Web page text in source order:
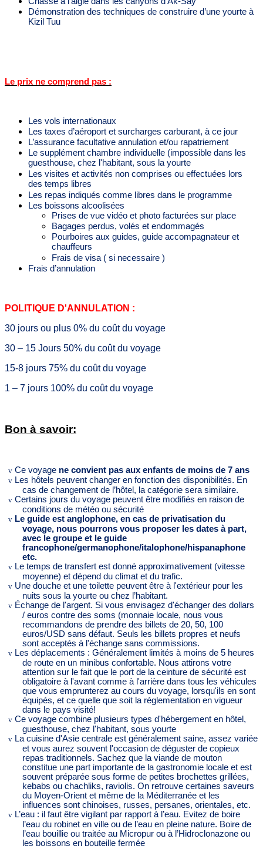
Démonstration des techniques de construire d’une yourte à
Kizil Tuu
Le prix ne comprend pas :
Les vols internationaux
Les taxes d’aéroport et surcharges carburant, à ce jour
L’assurance facultative annulation et/ou rapatriement
Le supplément chambre individuelle (impossible dans les
guesthouse, chez l'habitant, sous la yourte
Les visites et activités non comprises ou effectuées lors
des temps libres
Les repas indiqués comme libres dans le programme
Les boissons alcoolisées
Prises de vue vidéo et photo facturées sur place
Bagages perdus, volés et endommagés
Pourboires aux guides, guide accompagnateur et
chauffeurs
Frais de visa ( si necessaire )
Frais d’annulation
POLITIQUE D'ANNULATION :
30 jours ou plus 0% du coût du voyage
30 – 15 Jours 50% du coût du voyage
15-8 jours 75% du coût du voyage
1 – 7 jours 100% du coût du voyage
Bon à savoir:
v Ce voyage ne convient pas aux enfants de moins de 7 ans
v Les hôtels peuvent changer en fonction des disponibilités. En
cas de changement de l’hôtel, la catégorie sera similaire.
v Certains jours du voyage peuvent être modifiés en raison de
conditions de météo ou sécurité
v Le guide est anglophone, en cas de privatisation du
voyage, nous pourrons vous proposer les dates à part,
avec le groupe et le guide
francophone/germanophone/italophone/hispanaphone
etc.
v Le temps de transfert est donné approximativement (vitesse
moyenne) et dépend du climat et du trafic.
v Une douche et une toilette peuvent être à l'extérieur pour les
nuits sous la yourte ou chez l’habitant.
v Échange de l'argent. Si vous envisagez d'échanger des dollars
/ euros contre des soms (monnaie locale, nous vous
recommandons de prendre des billets de 20, 50, 100
euros/USD sans défaut. Seuls les billets propres et neufs
sont acceptés à l'échange sans commissions.
v Les déplacements : Généralement limités à moins de 5 heures
de route en un minibus confortable. Nous attirons votre
attention sur le fait que le port de la ceinture de sécurité est
obligatoire à l'avant comme à l'arrière dans tous les véhicules
que vous emprunterez au cours du voyage, lorsqu'ils en sont
équipés, et ce quelle que soit la réglementation en vigueur
dans le pays visité!
v Ce voyage combine plusieurs types d'hébergement en hôtel,
guesthouse, chez l'habitant, sous yourte
v La cuisine d'Asie centrale est généralement saine, assez variée
et vous aurez souvent l'occasion de déguster de copieux
repas traditionnels. Sachez que la viande de mouton
constitue une part importante de la gastronomie locale et est
souvent préparée sous forme de petites brochettes grillées,
kebabs ou chachliks, raviolis. On retrouve certaines saveurs
du Moyen-Orient et même de la Méditerranée et les
influences sont chinoises, russes, persanes, orientales, etc.
v L’eau : il faut être vigilant par rapport à l’eau. Evitez de boire
l’eau du robinet en ville ou de l’eau en pleine nature. Boire de
l’eau bouillie ou traitée au Micropur ou à l’Hidroclonazone ou
les boissons en bouteille fermée